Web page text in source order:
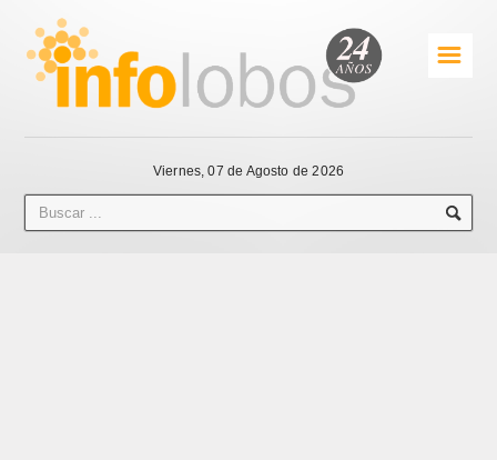
☰
Viernes, 07 de Agosto de 2026